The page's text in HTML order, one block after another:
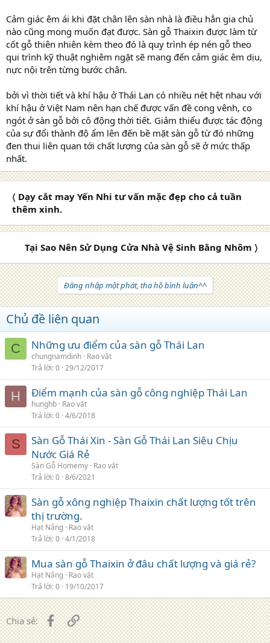
Cảm giác êm ái khi đặt chân lên sàn nhà là điều hẳn gia chủ
nào cũng mong muốn đạt được. Sàn gỗ Thaixin được làm từ
cốt gỗ thiên nhiên kèm theo đó là quy trình ép nén gỗ theo
qui trình kỹ thuật nghiêm ngặt sẽ mang đến cảm giác êm dịu,
nực nội trên từng bước chân.
bởi vì thời tiết và khí hậu ở Thái Lan có nhiều nét hệt nhau với
khí hậu ở Việt Nam nên hạn chế được vấn đề cong vênh, co
ngót ở sàn gỗ bởi cô động thời tiết. Giảm thiểu được tác động
của sự đổi thành độ ẩm lên đến bề mặt sàn gỗ từ đó những
đen thui liên quan tới chất lượng của sàn gỗ sẽ ở mức thấp
nhất.
〈 Dạy cắt may Yến Nhi tư vấn mặc đẹp cho cả tuần
thêm xinh.
Tại Sao Nên Sử Dụng Cửa Nhà Vệ Sinh Bằng Nhôm 〉
Đăng nhập một phát, tha hồ bình luận^^
Chủ đề liên quan
C Những ưu điểm của sàn gỗ Thái Lan
chungnamdinh Rao vặt
Trả lời 0 29/12/2017
H Điểm mạnh của sàn gỗ công nghiệp Thái Lan
hunghb Rao vặt
Trả lời 0 4/6/2018
S
Sàn Gỗ Thái Xin - Sàn Gỗ Thái Lan Siêu Chịu
Nước Giá Rẻ
Sàn Gỗ Homemy Rao vặt
Trả lời 0 8/6/2021
Sàn gỗ xông nghiệp Thaixin chất lượng tốt trên
thị trường.
Hạt Nắng Rao vặt
Trả lời 0 4/1/2018
Mua sàn gỗ Thaixin ở đâu chất lượng và giá rẻ?
Hạt Nắng Rao vặt
Trả lời 0 19/10/2017
Chia sẻ: FacebookLiên kết